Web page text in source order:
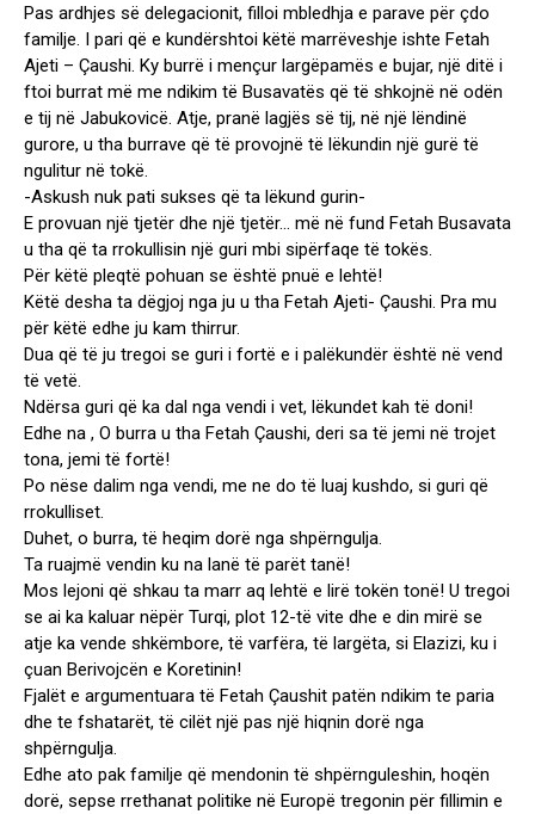
Pas ardhjes së delegacionit, filloi mbledhja e parave për çdo
familje. I pari që e kundërshtoi këtë marrëveshje ishte Fetah
Ajeti – Çaushi. Ky burrë i mençur largëpamës e bujar, një ditë i
ftoi burrat më me ndikim të Busavatës që të shkojnë në odën
e tij në Jabukovicë. Atje, pranë lagjës së tij, në një lëndinë
gurore, u tha burrave që të provojnë të lëkundin një gurë të
ngulitur në tokë.
-Askush nuk pati sukses që ta lëkund gurin-
E provuan një tjetër dhe një tjetër… më në fund Fetah Busavata
u tha që ta rrokullisin një guri mbi sipërfaqe të tokës.
Për këtë pleqtë pohuan se është pnuë e lehtë!
Këtë desha ta dëgjoj nga ju u tha Fetah Ajeti- Çaushi. Pra mu
për këtë edhe ju kam thirrur.
Dua që të ju tregoi se guri i fortë e i palëkundër është në vend
të vetë.
Ndërsa guri që ka dal nga vendi i vet, lëkundet kah të doni!
Edhe na , O burra u tha Fetah Çaushi, deri sa të jemi në trojet
tona, jemi të fortë!
Po nëse dalim nga vendi, me ne do të luaj kushdo, si guri që
rrokulliset.
Duhet, o burra, të heqim dorë nga shpërngulja.
Ta ruajmë vendin ku na lanë të parët tanë!
Mos lejoni që shkau ta marr aq lehtë e lirë tokën tonë! U tregoi
se ai ka kaluar nëpër Turqi, plot 12-të vite dhe e din mirë se
atje ka vende shkëmbore, të varfëra, të largëta, si Elazizi, ku i
çuan Berivojcën e Koretinin!
Fjalët e argumentuara të Fetah Çaushit patën ndikim te paria
dhe te fshatarët, të cilët një pas një hiqnin dorë nga
shpërngulja.
Edhe ato pak familje që mendonin të shpërnguleshin, hoqën
dorë, sepse rrethanat politike në Europë tregonin për fillimin e